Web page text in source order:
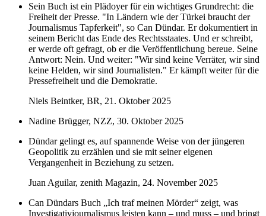
Sein Buch ist ein Plädoyer für ein wichtiges Grundrecht: die
Freiheit der Presse. "In Ländern wie der Türkei braucht der
Journalismus Tapferkeit", so Can Dündar. Er dokumentiert in
seinem Bericht das Ende des Rechtsstaates. Und er schreibt,
er werde oft gefragt, ob er die Veröffentlichung bereue. Seine
Antwort: Nein. Und weiter: "Wir sind keine Verräter, wir sind
keine Helden, wir sind Journalisten." Er kämpft weiter für die
Pressefreiheit und die Demokratie.
Niels Beintker, BR, 21. Oktober 2025
Nadine Brügger, NZZ, 30. Oktober 2025
Dündar gelingt es, auf spannende Weise von der jüngeren
Geopolitik zu erzählen und sie mit seiner eigenen
Vergangenheit in Beziehung zu setzen.
Juan Aguilar, zenith Magazin, 24. November 2025
Can Dündars Buch „Ich traf meinen Mörder“ zeigt, was
Investigativjournalismus leisten kann – und muss – und bringt